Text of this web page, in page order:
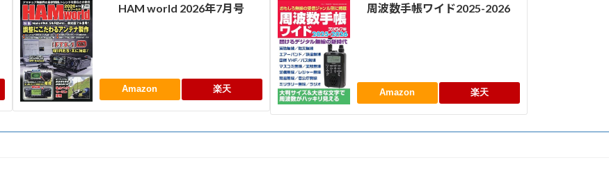
HAM world 2026年7月号
Amazon 楽天
周波数手帳ワイド2025-2026
Amazon 楽天